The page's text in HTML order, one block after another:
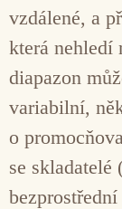
vzdálené, a
která nehledí
diapazon
variabilní,
o
se